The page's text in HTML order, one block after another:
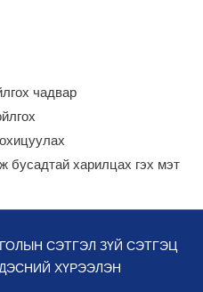
чадвар
бусадтай харилцах гэх мэт
СЭТГЭЛ ЗҮЙ СЭТГЭЦ
ХҮРЭЭЛЭН